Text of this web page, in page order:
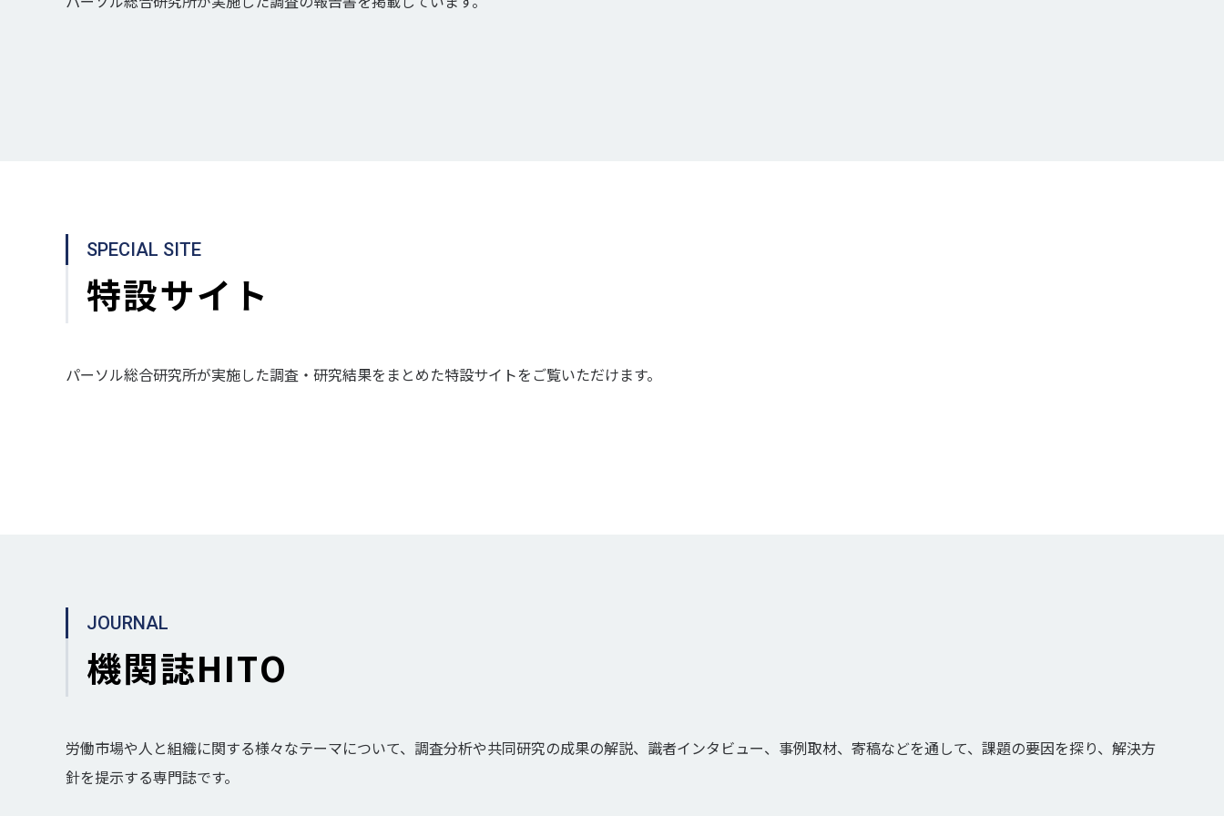
SPECIAL SITE
特設サイト
パーソル総合研究所が実施した調査・研究結果をまとめた特設サイトをご覧いただけます。
JOURNAL
機関誌HITO
労働市場や人と組織に関する様々なテーマについて、調査分析や共同研究の成果の解説、識者インタビュー、事例取材、寄稿などを通して、課題の要因を探り、解決方
針を提示する専門誌です。